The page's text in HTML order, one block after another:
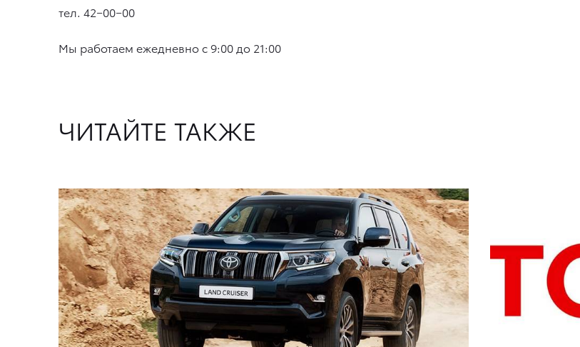
тел. 42−00−00
Мы работаем ежедневно с 9:00 до 21:00
ЧИТАЙТЕ ТАКЖЕ